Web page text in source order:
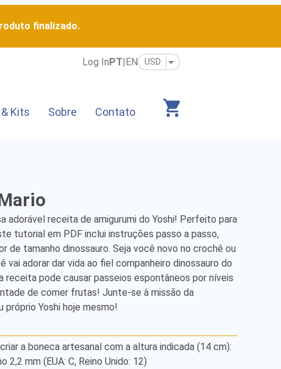
finalizado.
Log InPT|EN
Kits Sobre Contato
adorável receita de amigurumi do Yoshi! Perfeito para
tutorial em PDF inclui instruções passo a passo,
de tamanho dinossauro. Seja você novo no crochê ou
vai adorar dar vida ao fiel companheiro dinossauro do
receita pode causar passeios espontâneos por níveis
de comer frutas! Junte-se à missão da
Yoshi hoje mesmo!
a boneca artesanal com a altura indicada (14 cm):
2,2 mm (EUA: C, Reino Unido: 12)